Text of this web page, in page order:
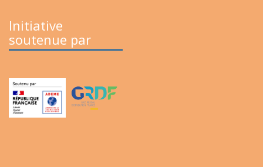
Initiative
soutenue par